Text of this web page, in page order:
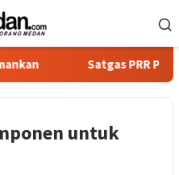
Satgas PRR Pacu
untuk